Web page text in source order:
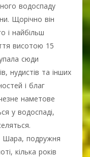
водоспаду
Щорічно він
і найбільш
висотою 15
сюди
нудистів та інших
і благ
наметове
у водоспаді,
Шара, подружня
кілька років